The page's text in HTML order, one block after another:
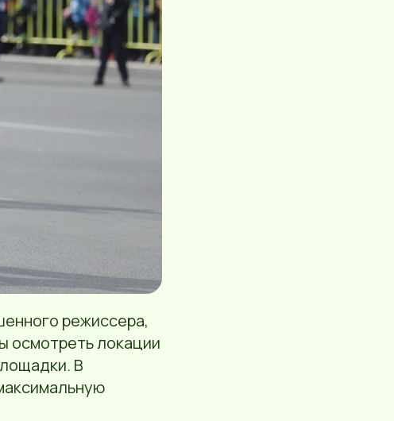
режиссера,
осмотреть локации
В